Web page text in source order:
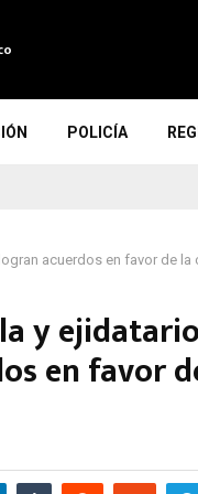
POLICÍA
acuerdos en favor de la
y
en favor